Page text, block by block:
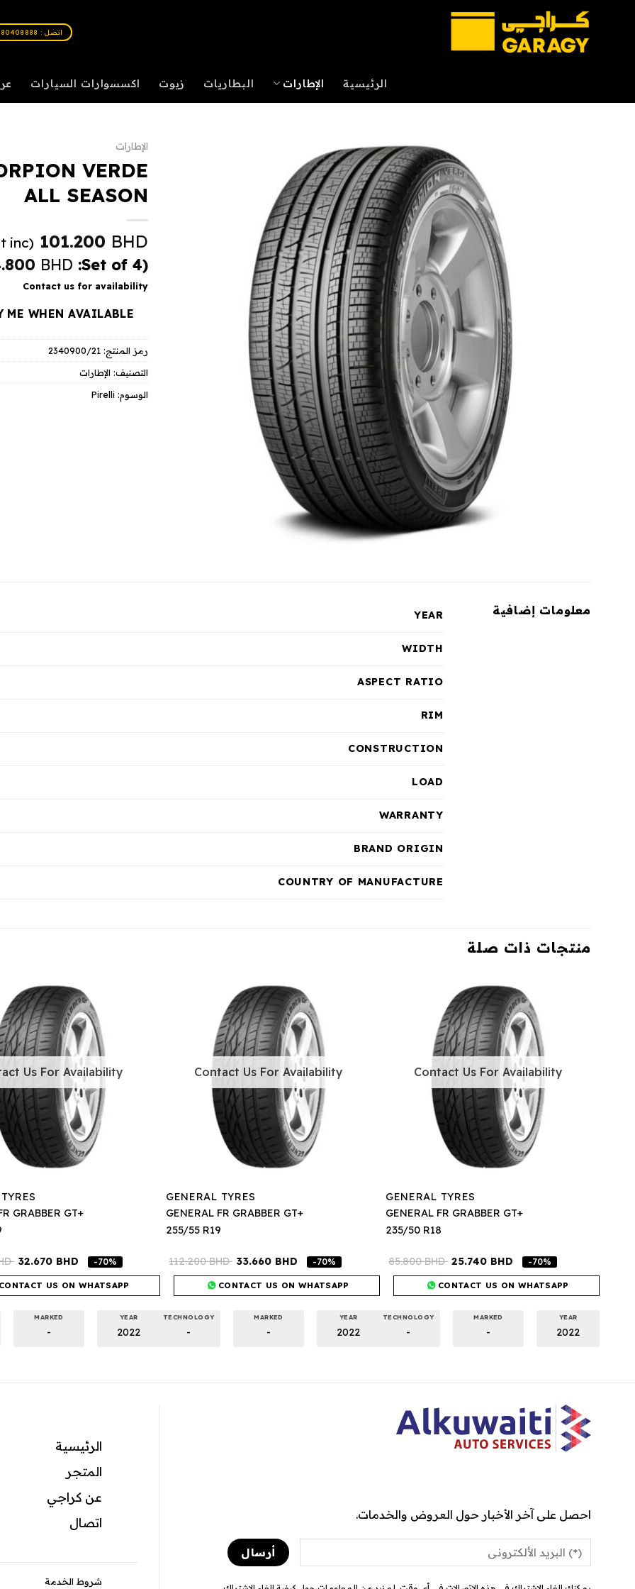
اتصل : 80408888
الرئيسية الإطارات البطاريات زيوت اكسسوارات السيارات
الإطارات
VERDE
ALL SEASON
101.200 BHD
(Vat inc.)
(Set of 4:
BHD
Contact us for availability
ME WHEN AVAILABLE
رمز المنتج: 2340900/21
التصنيف: الإطارات
الوسوم: Pirelli
معلومات إضافية YEAR
WIDTH
ASPECT RATIO
RIM
CONSTRUCTION
LOAD
WARRANTY
BRAND ORIGIN
COUNTRY OF MANUFACTURE
منتجات ذات صلة
Contact Us For Availability
GENERAL TYRES
GENERAL FR GRABBER GT+
235/50 R18
85.800BHD 25.740 BHD -70%
CONTACT US ON WHATSAPP
YEAR
2022
MARKED
-
TECHNOLOGY
-
Contact Us For Availability
GENERAL TYRES
GENERAL FR GRABBER GT+
255/55 R19
112.200BHD 33.660 BHD -70%
CONTACT US ON WHATSAPP
YEAR
2022
MARKED
-
TECHNOLOGY
-
Us For Availability
GRABBER GT+
32.670 BHD -70%
US ON WHATSAPP
YEAR
2022
MARKED
-
احصل على آخر الأخبار حول العروض والخدمات.
الرئيسية
المتجر
عن كراجي
اتصال
شروط الخدمة